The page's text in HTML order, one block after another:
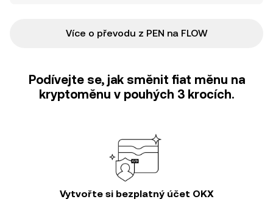
Více o převodu z PEN na FLOW
Podívejte se, jak směnit fiat měnu na
kryptoměnu v pouhých 3 krocích.
Vytvořte si bezplatný účet OKX